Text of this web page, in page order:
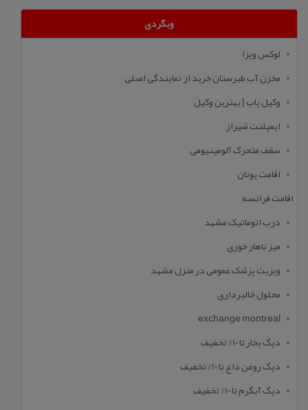
وبگردی
لوکس ویزا
مخزن آب طبرستان خرید از نمایندگی اصلی
وکیل یاب | بهترین وکیل
ایمپلنت شیراز
سقف متحرک آلومینیومی
اقامت یونان
اقامت فرانسه
درب اتوماتیک مشهد
میز ناهار خوری
ویزیت پزشک عمومی در منزل مشهد
محلول خالبرداری
exchange montreal
دیگ بخار تا 10% تخفیف
دیگ روغن داغ تا 10% تخفیف
دیگ آبگرم تا 10% تخفیف